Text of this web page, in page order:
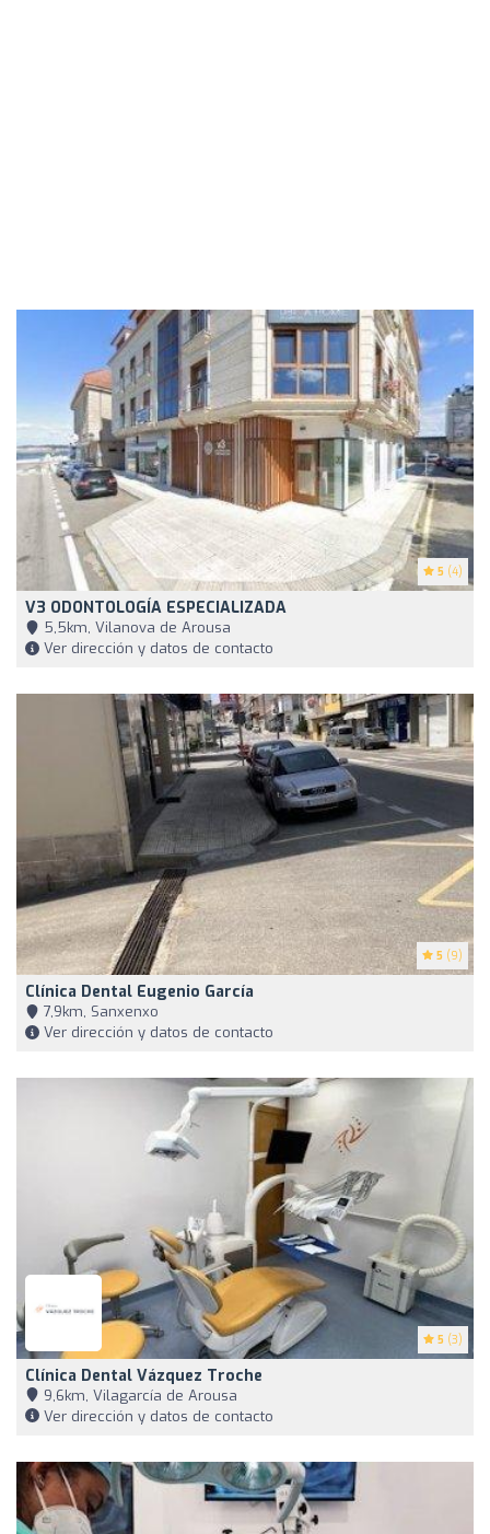
5 (4)
V3 ODONTOLOGÍA ESPECIALIZADA
5,5km, Vilanova de Arousa
Ver dirección y datos de contacto
5 (9)
Clínica Dental Eugenio García
7,9km, Sanxenxo
Ver dirección y datos de contacto
5 (3)
Clínica Dental Vázquez Troche
9,6km, Vilagarcía de Arousa
Ver dirección y datos de contacto